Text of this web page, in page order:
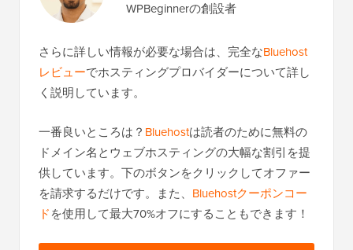
WPBeginnerの創設者
さらに詳しい情報が必要な場合は、完全なBluehost
レビューでホスティングプロバイダーについて詳し
く説明しています。
一番良いところは？ Bluehostは読者のために無料の
ドメイン名とウェブホスティングの大幅な割引を提
供しています。下のボタンをクリックしてオファー
を請求するだけです。また、 Bluehostクーポンコー
ドを使用して最大70%オフにすることもできます！